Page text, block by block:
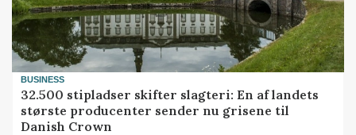
BUSINESS
32.500 stipladser skifter slagteri: En af landets
største producenter sender nu grisene til
Danish Crown